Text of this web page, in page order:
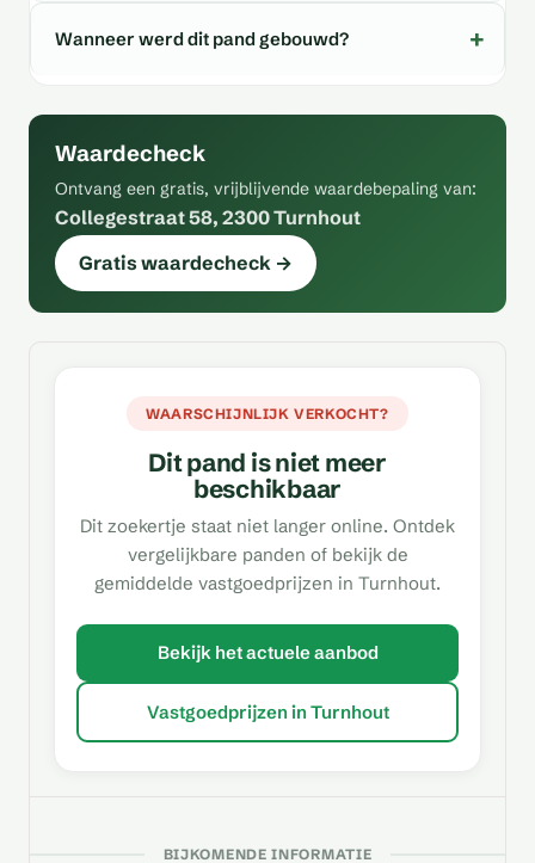
Wanneer werd dit pand gebouwd?
Waardecheck
Ontvang een gratis, vrijblijvende waardebepaling van:
Collegestraat 58, 2300 Turnhout
Gratis waardecheck →
WAARSCHIJNLIJK VERKOCHT?
Dit pand is niet meer
beschikbaar
Dit zoekertje staat niet langer online. Ontdek
vergelijkbare panden of bekijk de
gemiddelde vastgoedprijzen in Turnhout.
Bekijk het actuele aanbod
Vastgoedprijzen in Turnhout
BIJKOMENDE INFORMATIE